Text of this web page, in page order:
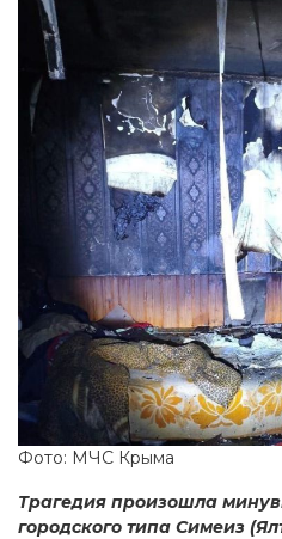
Фото: МЧС Крыма
Трагедия произошла
городского типа Симеиз